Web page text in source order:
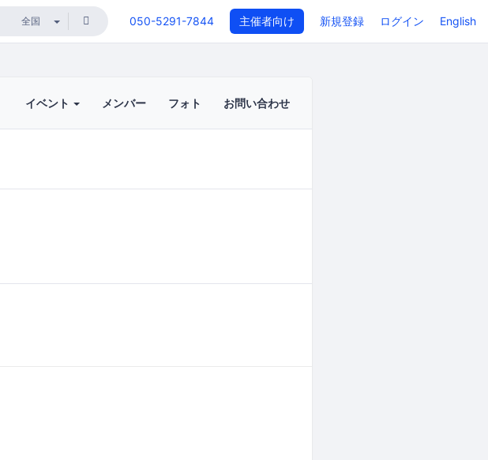
050-5291-7844 主催者向け 新規登録 ログイン English
イベント メンバー フォト お問い合わせ